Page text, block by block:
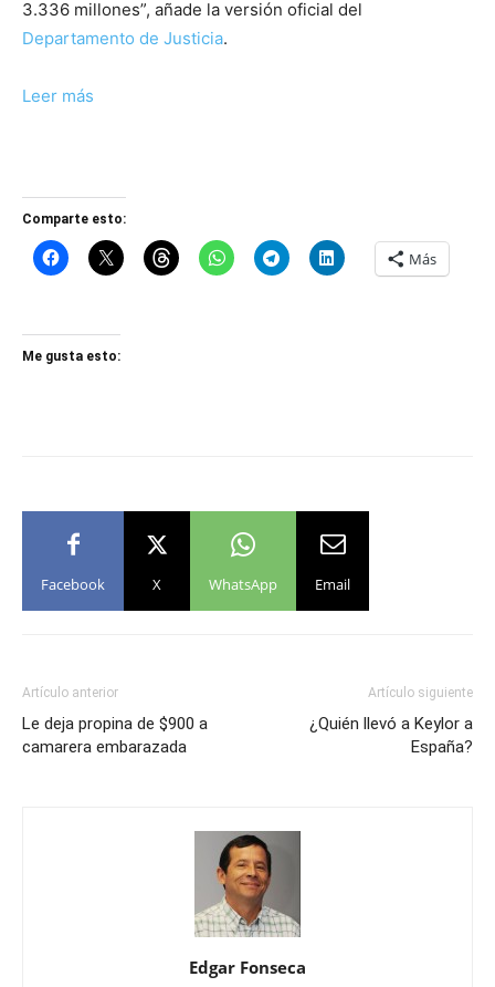
3.336 millones”, añade la versión oficial del
Departamento de Justicia.
Leer más
Comparte esto:
Más
Me gusta esto:
Facebook X WhatsApp Email
Artículo anterior
Le deja propina de $900 a
camarera embarazada
Artículo siguiente
¿Quién llevó a Keylor a
España?
Edgar Fonseca